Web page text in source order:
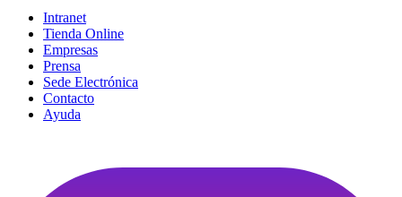
Intranet
Tienda Online
Empresas
Prensa
Sede Electrónica
Contacto
Ayuda